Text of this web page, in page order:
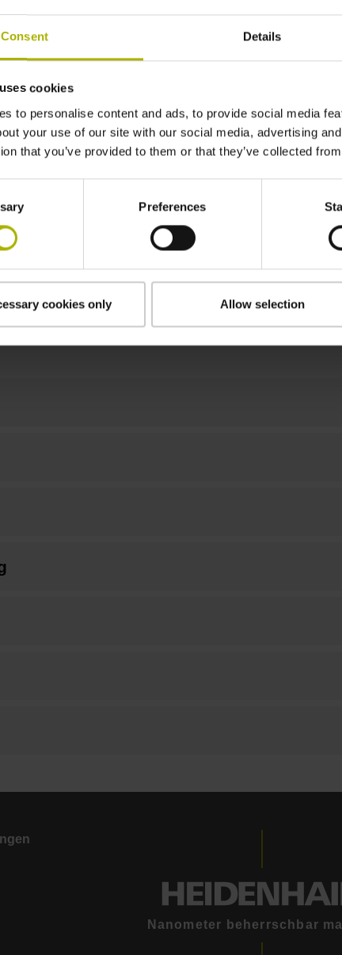
Consent Details
cookies
to personalise content and ads, to provide social media
your use of our site with our social media, advertising
that you’ve provided to them or that they’ve collected
Preferences
cookies only Allow selection
EnDat22 Synchron-Seriell
Flanschdose, Stift, 14-polig
keine
Downloads / CAD /
Nanometer beherrschbar